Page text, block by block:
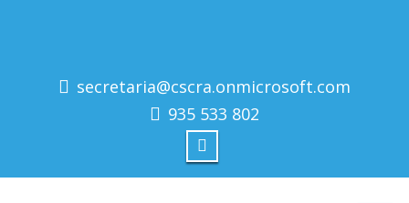
secretaria@cscra.onmicrosoft.com
935 533 802